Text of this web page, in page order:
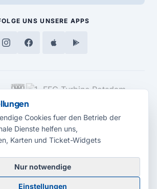
UNS UNSERE APPS
Webseite entwickelt durch dieMedienagentur
Babelsberg
Cookies fuer den Betrieb der
Dienste helfen uns,
Karten und Ticket-Widgets
Nur notwendige
Einstellungen